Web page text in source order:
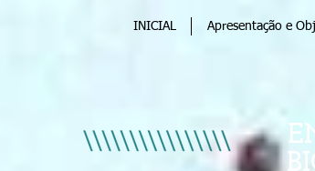
INICIAL Apresentação e